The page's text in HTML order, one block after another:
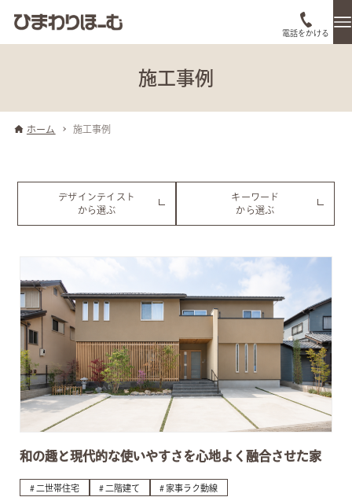
電話をかける
施工事例
ホーム 施工事例
デザインテイスト
から選ぶ
キーワード
から選ぶ
和の趣と現代的な使いやすさを心地よく融合させた家
二世帯住宅 二階建て 家事ラク動線